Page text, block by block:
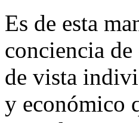
Es de esta
conciencia
de vista
y económico